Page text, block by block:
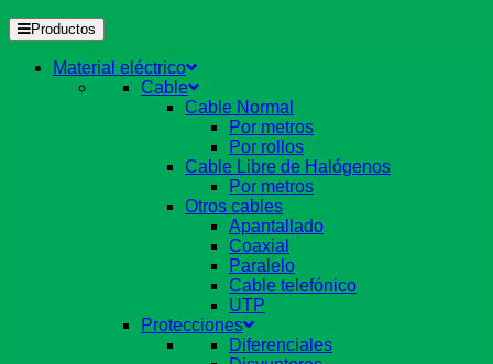
Productos
Material eléctrico
Cable
Cable Normal
Por metros
Por rollos
Cable Libre de Halógenos
Por metros
Otros cables
Apantallado
Coaxial
Paralelo
Cable telefónico
UTP
Protecciones
Diferenciales